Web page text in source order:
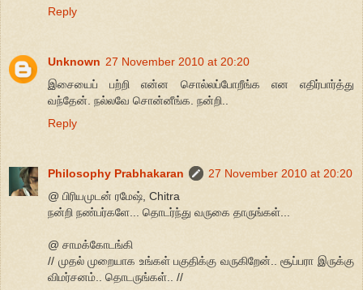
Reply
Unknown 27 November 2010 at 20:20
இசையைப் பற்றி என்ன சொல்லப்போறீங்க என எதிர்பார்த்து
வந்தேன். நல்லவே சொன்னீங்க. நன்றி..
Reply
Philosophy Prabhakaran
27 November 2010 at 20:20
@ பிரியமுடன் ரமேஷ், Chitra
நன்றி நண்பர்களே... தொடர்ந்து வருகை தாருங்கள்...
@ சாமக்கோடங்கி
// முதல் முறையாக உங்கள் பகுதிக்கு வருகிறேன்.. சூப்பரா இருக்கு
விமர்சனம்.. தொடருங்கள்.. //